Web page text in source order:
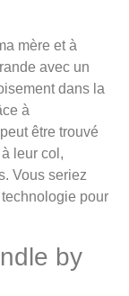
mère et à
avec un
dans la
à
être trouvé
leur col,
Vous seriez
pour
by